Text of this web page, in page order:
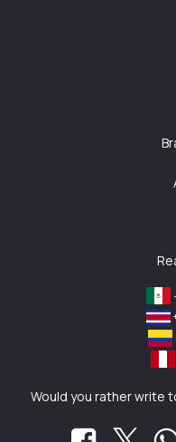
Would you rather write